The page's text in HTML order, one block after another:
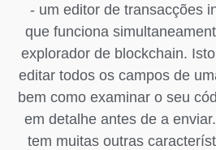
- um editor de transacções
que funciona
explorador de blockchain.
editar todos os campos de
bem como examinar o seu
em detalhe antes de a
tem muitas outras